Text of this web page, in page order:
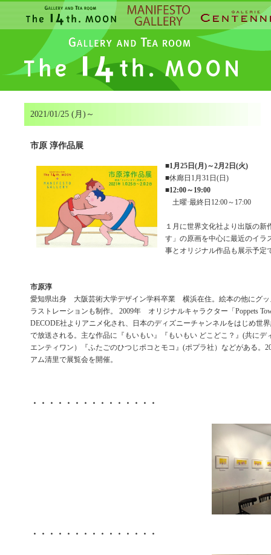
2021/01/25 (月)～
市原 淳作品展
■1月25日(月)～2月2日(火)
■休廊日1月31日(日)
■12:00～19:00
土曜·最終日12:00～17:00
１月に世界文化社より出版の新
す」の原画を中心に最近のイラ
事とオリジナル作品も展示予定
市原淳
愛知県出身 大阪芸術大学デザイン学科卒業 横浜在住。絵本の他にグッ
ラストレーションも制作。 2009年 オリジナルキャラクター「Poppets
DECODE社よりアニメ化され、日本のディズニーチャンネルをはじめ世
で放送される。主な作品に『もいもい』『もいもい どこどこ？』(共にデ
エンティワン）『ふたごのひつじポコとモコ』(ポプラ社）などがある。
アム清里で展覧会を開催。
・・・・・・・・・・・・・・・
・・・・・・・・・・・・・・・